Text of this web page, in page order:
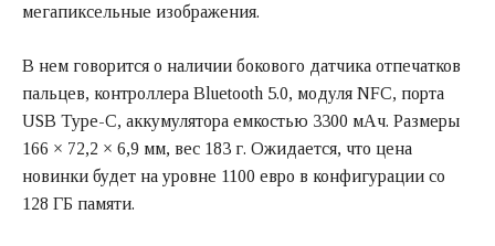
мегапиксельные изображения.
В нем говорится о наличии бокового датчика отпечатков
пальцев, контроллера Bluetooth 5.0, модуля NFC, порта
USB Type-C, аккумулятора емкостью 3300 мАч. Размеры
166 × 72,2 × 6,9 мм, вес 183 г. Ожидается, что цена
новинки будет на уровне 1100 евро в конфигурации со
128 ГБ памяти.